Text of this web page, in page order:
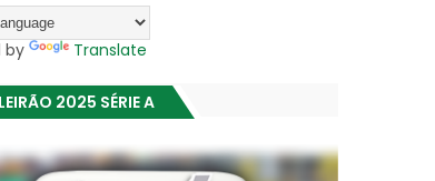
by Translate
2025 SÉRIE A